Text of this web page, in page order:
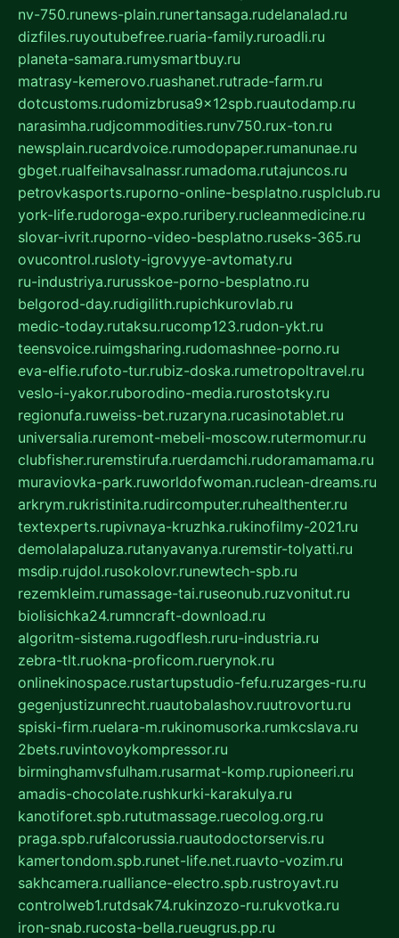
nv-750.runews-plain.runertansaga.rudelanalad.ru
dizfiles.ruyoutubefree.ruaria-family.ruroadli.ru
planeta-samara.rumysmartbuy.ru
matrasy-kemerovo.ruashanet.rutrade-farm.ru
dotcustoms.rudomizbrusa9x12spb.ruautodamp.ru
narasimha.rudjcommodities.runv750.rux-ton.ru
newsplain.rucardvoice.rumodopaper.rumanunae.ru
gbget.rualfeihavsalnassr.rumadoma.rutajuncos.ru
petrovkasports.ruporno-online-besplatno.rusplclub.ru
york-life.rudoroga-expo.ruribery.rucleanmedicine.ru
slovar-ivrit.ruporno-video-besplatno.ruseks-365.ru
ovucontrol.rusloty-igrovyye-avtomaty.ru
ru-industriya.rurusskoe-porno-besplatno.ru
belgorod-day.rudigilith.rupichkurovlab.ru
medic-today.rutaksu.rucomp123.rudon-ykt.ru
teensvoice.ruimgsharing.rudomashnee-porno.ru
eva-elfie.rufoto-tur.rubiz-doska.rumetropoltravel.ru
veslo-i-yakor.ruborodino-media.rurostotsky.ru
regionufa.ruweiss-bet.ruzaryna.rucasinotablet.ru
universalia.ruremont-mebeli-moscow.rutermomur.ru
clubfisher.ruremstirufa.ruerdamchi.rudoramamama.ru
muraviovka-park.ruworldofwoman.ruclean-dreams.ru
arkrym.rukristinita.rudircomputer.ruhealthenter.ru
textexperts.rupivnaya-kruzhka.rukinofilmy-2021.ru
demolalapaluza.rutanyavanya.ruremstir-tolyatti.ru
msdip.rujdol.rusokolovr.runewtech-spb.ru
rezemkleim.rumassage-tai.ruseonub.ruzvonitut.ru
biolisichka24.rumncraft-download.ru
algoritm-sistema.rugodflesh.ruru-industria.ru
zebra-tlt.ruokna-proficom.ruerynok.ru
onlinekinospace.rustartupstudio-fefu.ruzarges-ru.ru
gegenjustizunrecht.ruautobalashov.ruutrovortu.ru
spiski-firm.ruelara-m.rukinomusorka.rumkcslava.ru
2bets.ruvintovoykompressor.ru
birminghamvsfulham.rusarmat-komp.rupioneeri.ru
amadis-chocolate.rushkurki-karakulya.ru
kanotiforet.spb.rututmassage.ruecolog.org.ru
praga.spb.rufalcorussia.ruautodoctorservis.ru
kamertondom.spb.runet-life.net.ruavto-vozim.ru
sakhcamera.rualliance-electro.spb.rustroyavt.ru
controlweb1.rutdsak74.rukinzozo-ru.rukvotka.ru
iron-snab.rucosta-bella.rueugrus.pp.ru